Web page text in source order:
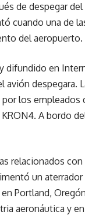
de despegar
cuando una de
del aeropuerto.
difundido en
avión despegara.
los empleados
A bordo
relacionados
un
Portland,
aeronáutica y